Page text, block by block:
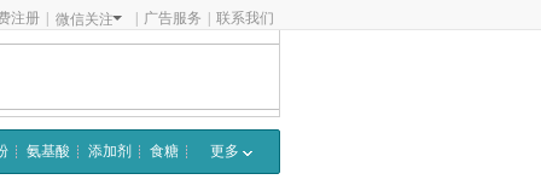
注册 微信关注 广告服务 联系我们
氨基酸 添加剂 食糖 更多